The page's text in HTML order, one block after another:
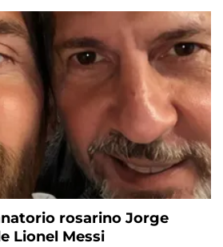
rosarino Jorge
Lionel Messi